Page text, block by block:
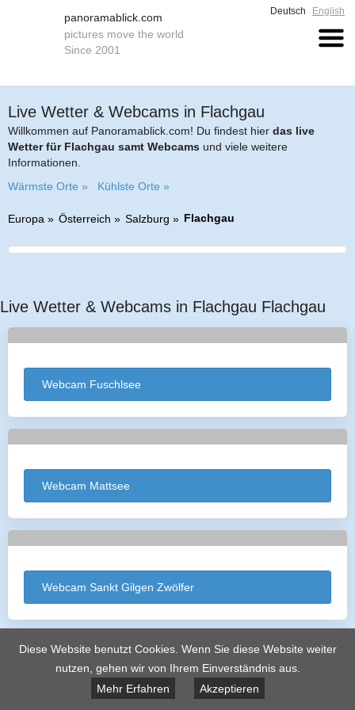
panoramablick.com
pictures move the world
Since 2001
Deutsch English
Live Wetter & Webcams in Flachgau
Willkommen auf Panoramablick.com! Du findest hier das live
Wetter für Flachgau samt Webcams und viele weitere
Informationen.
Wärmste Orte »
Kühlste Orte »
Europa Österreich Salzburg Flachgau
Live Wetter & Webcams in Flachgau Flachgau
Webcam Fuschlsee
Webcam Mattsee
Webcam Sankt Gilgen Zwölfer
Webcam Strobl
Diese Website benutzt Cookies. Wenn Sie diese Website weiter
nutzen, gehen wir von Ihrem Einverständnis aus.
Mehr Erfahren
Akzeptieren